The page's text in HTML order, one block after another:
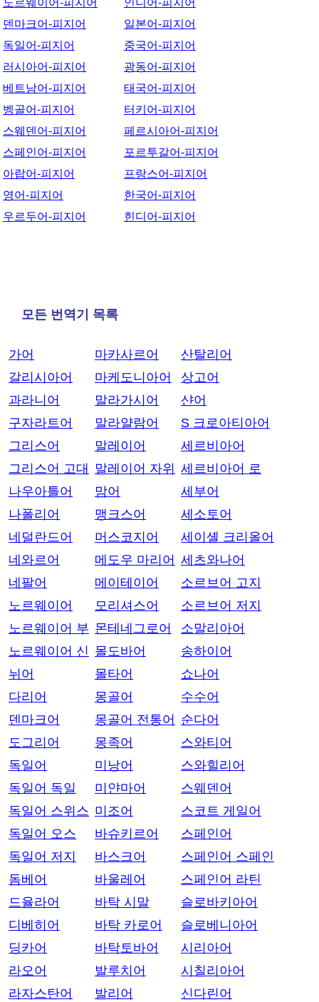
노르웨이어-피지어
덴마크어-피지어
독일어-피지어
러시아어-피지어
베트남어-피지어
벵골어-피지어
스웨덴어-피지어
스페인어-피지어
아랍어-피지어
영어-피지어
우르두어-피지어
인니어-피지어
일본어-피지어
중국어-피지어
광동어-피지어
태국어-피지어
터키어-피지어
페르시아어-피지어
포르투갈어-피지어
프랑스어-피지어
한국어-피지어
힌디어-피지어
모든 번역기 목록
가어
갈리시아어
과라니어
구자라트어
그리스어
그리스어 고대
나우아틀어
나폴리어
네덜란드어
네와르어
네팔어
노르웨이어
노르웨이어 부
노르웨이어 신
뉘어
다리어
덴마크어
도그리어
독일어
독일어 독일
독일어 스위스
독일어 오스
독일어 저지
돔베어
드율라어
디베히어
딩카어
라오어
라자스탄어
마카사르어
마케도니아어
말라가시어
말라얄람어
말레이어
말레이어 자위
맘어
맹크스어
머스코지어
메도우 마리어
메이테이어
모리셔스어
몬테네그로어
몰도바어
몰타어
몽골어
몽골어 전통어
몽족어
미낭어
미얀마어
미조어
바슈키르어
바스크어
바울레어
바탁 시말
바탁 카로어
바탁토바어
발루치어
발리어
산탈리어
상고어
샨어
S 크로아티아어
세르비아어
세르비아어 로
세부어
세소토어
세이셸 크리올어
세츠와나어
소르브어 고지
소르브어 저지
소말리아어
송하이어
쇼나어
수수어
순다어
스와티어
스와힐리어
스웨덴어
스코트 게일어
스페인어
스페인어 스페인
스페인어 라틴
슬로바키아어
슬로베니아어
시리아어
시칠리아어
신다린어